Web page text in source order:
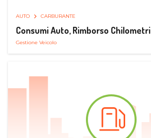
AUTO CARBURANTE
Consumi Auto, Rimborso
Gestione Veicolo